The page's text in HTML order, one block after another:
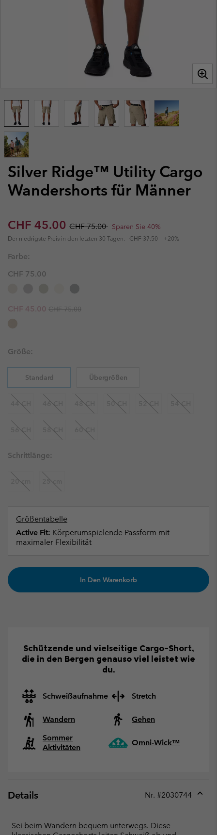
Silver Ridge™ Utility Cargo
Wandershorts für Männer
Sale price:
CHF 45.00 Regular price:
CHF 75.00 Sparen Sie 40%
Der niedrigste Preis in den letzten 30 Tagen: CHF 37.50 +20%
Farbe:
CHF 75.00
Sale price:
CHF 45.00 Regular price:
CHF 75.00
Größe:
Standard Übergrößen
44 CH 46 CH 48 CH 50 CH 52 CH 54 CH
56 CH 58 CH 60 CH
Schrittlänge:
20 cm 25 cm
Größentabelle
Active Fit: Körperumspielende Passform mit
maximaler Flexibilität
In Den Warenkorb
Schützende und vielseitige Cargo-Short,
die in den Bergen genauso viel leistet wie
du.
Schweißaufnahme Stretch
Wandern
Gehen
Sommer
Aktivitäten
Omni-Wick™
Details Nr. #2030744
Sei beim Wandern bequem unterwegs. Diese